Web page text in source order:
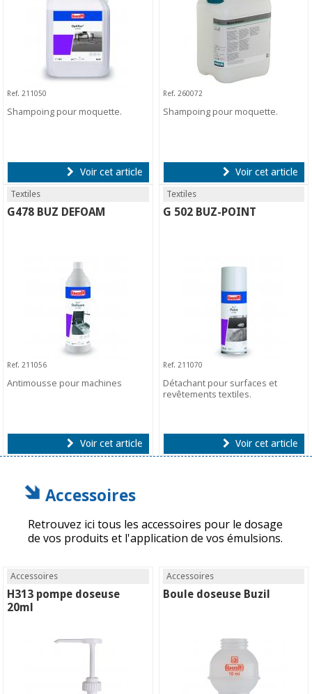
Ref. 211050
Shampoing pour moquette.
Voir cet article
Ref. 260072
Shampoing pour moquette.
Voir cet article
Textiles
G478 BUZ DEFOAM
Ref. 211056
Antimousse pour machines
Voir cet article
Textiles
G 502 BUZ-POINT
Ref. 211070
Détachant pour surfaces et
revêtements textiles.
Voir cet article
Accessoires
Retrouvez ici tous les accessoires pour le dosage
de vos produits et l'application de vos émulsions.
Accessoires
H313 pompe doseuse
20ml
Accessoires
Boule doseuse Buzil